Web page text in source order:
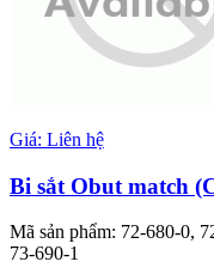
Giá: Liên hệ
Bi sắt Obut match
Mã sản phẩm: 72-680-0,
73-690-1